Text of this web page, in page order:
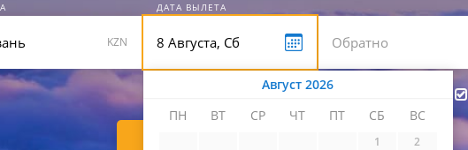
KZN
ДАТА ВЫЛЕТА
Август 2026
ПН
ВТ СР ЧТ ПТ СБ ВС
1 2